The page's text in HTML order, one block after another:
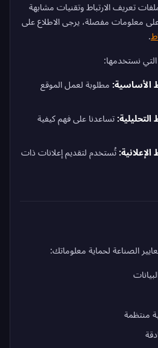
تعريف الارتباط وتقنيات مشابهة
معلومات مفصلة، يرجى الاطلاع على
.
التي نستخدمها:
الأساسية: مطلوبة لعمل الموقع
تساعدنا على فهم كيفية
تُستخدم لتقديم إعلانات ذات
الصناعة لحماية معلوماتك:
منتظمة